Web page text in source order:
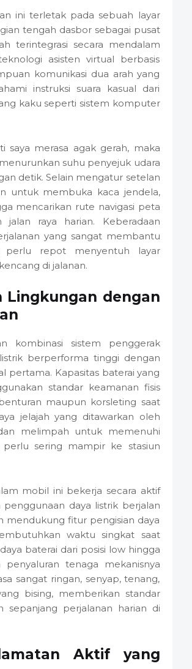
ini terletak pada sebuah layar
tengah dasbor sebagai pusat
terintegrasi secara mendalam
asisten virtual berbasis
komunikasi dua arah yang
instruksi suara kasual dari
kaku seperti sistem komputer
saya merasa agak gerah, maka
suhu penyejuk udara
detik. Selain mengatur setelan
untuk membuka kaca jendela,
mencarikan rute navigasi peta
raya harian. Keberadaan
yang sangat membantu
perlu repot menyentuh layar
di jalanan.
Lingkungan dengan
kombinasi sistem penggerak
berperforma tinggi dengan
pertama. Kapasitas baterai yang
standar keamanan fisis
maupun korsleting saat
jelajah yang ditawarkan oleh
melimpah untuk memenuhi
sering mampir ke stasiun
mobil ini bekerja secara aktif
daya listrik berjalan
mendukung fitur pengisian daya
waktu singkat saat
baterai dari posisi low hingga
tenaga mekanisnya
sangat ringan, senyap, tenang,
bising, memberikan standar
sepanjang perjalanan harian di
Aktif yang